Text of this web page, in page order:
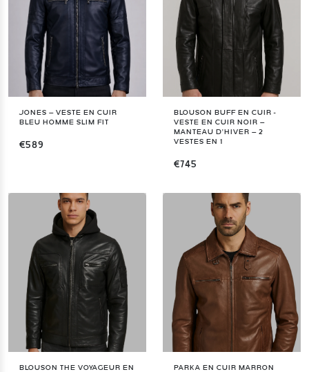
JONES – VESTE EN CUIR
BLEU HOMME SLIM FIT
€589
BLOUSON BUFF EN CUIR -
VESTE EN CUIR NOIR –
MANTEAU D’HIVER – 2
VESTES EN 1
€745
BLOUSON THE VOYAGEUR EN
PARKA EN CUIR MARRON